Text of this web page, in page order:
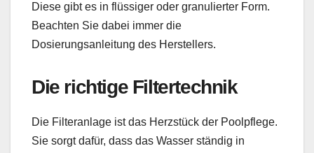
Diese gibt es in flüssiger oder granulierter Form.
Beachten Sie dabei immer die
Dosierungsanleitung des Herstellers.
Die richtige Filtertechnik
Die Filteranlage ist das Herzstück der Poolpflege.
Sie sorgt dafür, dass das Wasser ständig in